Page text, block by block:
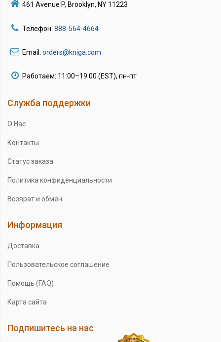
461 Avenue P, Brooklyn, NY 11223
Телефон: 888-564-4664
Email: orders@kniga.com
Работаем: 11:00–19:00 (EST), пн-пт
Служба поддержки
О Нас
Контакты
Статус заказа
Политика конфиденциальности
Возврат и обмен
Информация
Доставка
Пользовательское соглашение
Помощь (FAQ)
Карта сайта
Подпишитесь на нас